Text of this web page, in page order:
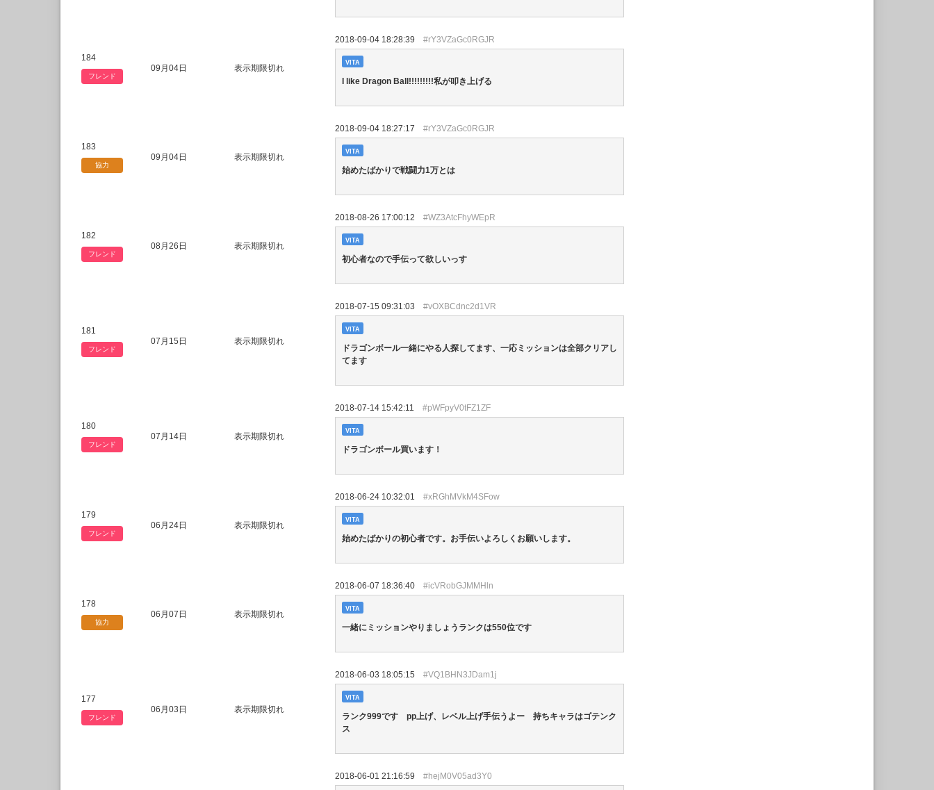
184
フレンド
09月04日 表示期限切れ
2018-09-04 18:28:39 #rY3VZaGc0RGJR
VITA
I like Dragon Ball!!!!!!!!!私が叩き上げる
183
協力
09月04日 表示期限切れ
2018-09-04 18:27:17 #rY3VZaGc0RGJR
VITA
始めたばかりで戦闘力1万とは
182
フレンド
08月26日 表示期限切れ
2018-08-26 17:00:12 #WZ3AtcFhyWEpR
VITA
初心者なので手伝って欲しいっす
181
フレンド
07月15日 表示期限切れ
2018-07-15 09:31:03 #vOXBCdnc2d1VR
VITA
ドラゴンボール一緒にやる人探してます、一応ミッションは全部クリアし
てます
180
フレンド
07月14日 表示期限切れ
2018-07-14 15:42:11 #pWFpyV0tFZ1ZF
VITA
ドラゴンボール買います！
179
フレンド
06月24日 表示期限切れ
2018-06-24 10:32:01 #xRGhMVkM4SFow
VITA
始めたばかりの初心者です。お手伝いよろしくお願いします。
178
協力
06月07日 表示期限切れ
2018-06-07 18:36:40 #icVRobGJMMHln
VITA
一緒にミッションやりましょうランクは550位です
177
フレンド
06月03日 表示期限切れ
2018-06-03 18:05:15 #VQ1BHN3JDam1j
VITA
ランク999です pp上げ、レベル上げ手伝うよー 持ちキャラはゴテンク
ス
2018-06-01 21:16:59 #hejM0V05ad3Y0